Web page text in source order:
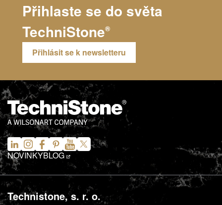
Přihlaste se do světa
TechniStone®
Přihlásit se k newsletteru
NOVINKYBLOG
Technistone, s. r. o.